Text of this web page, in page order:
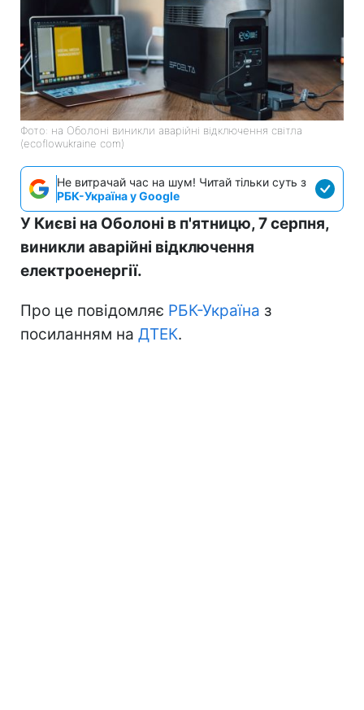
Фото: на Оболоні виникли аварійні відключення світла
(ecoflowukraine com)
Не витрачай час на шум! Читай тільки суть з
РБК-Україна у Google
У Києві на Оболоні в п'ятницю, 7 серпня,
виникли аварійні відключення
електроенергії.
Про це повідомляє РБК-Україна з
посиланням на ДТЕК.